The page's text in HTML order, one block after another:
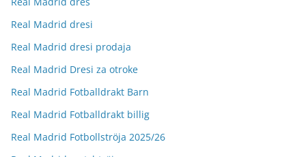
Real Madrid dresi
Real Madrid dresi prodaja
Real Madrid Dresi za otroke
Real Madrid Fotballdrakt Barn
Real Madrid Fotballdrakt billig
Real Madrid Fotbollströja 2025/26